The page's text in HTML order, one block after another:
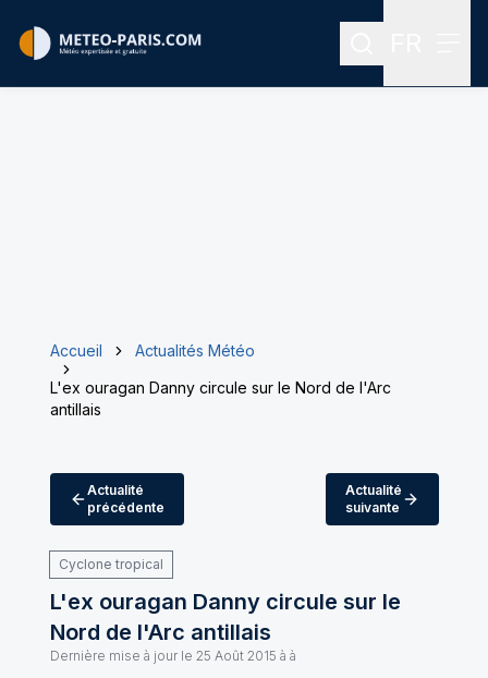
Rechercher
Accueil
Actualités Météo
L'ex ouragan Danny circule sur le Nord de l'Arc
antillais
Actualité
précédente
Actualité
suivante
Cyclone tropical
L'ex ouragan Danny circule sur le
Nord de l'Arc antillais
Dernière mise à jour le 25 Août 2015 à à